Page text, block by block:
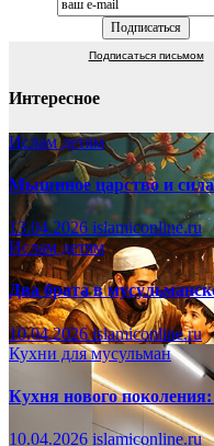
Подписаться письмом
Интересное
Ислам детям
Мышиное царство и
13.04.2026 islamiconline.ru
Ислам детям
Два брата в
10.04.2026islamiconline.ru
Кухни для мусульман
Кухня нового
10.04.2026 islamiconline.ru